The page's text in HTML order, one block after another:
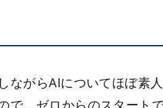
ながらAIについてほぼ素
で、ゼロからのスタート